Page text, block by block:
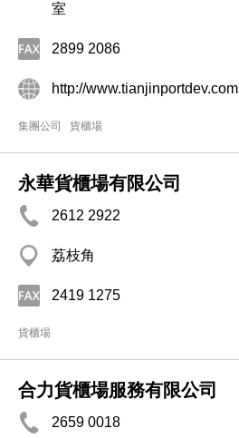
室
2899 2086
http://www.tianjinportdev.com
集團公司 貨櫃場
永華貨櫃場有限公司
2612 2922
荔枝角
2419 1275
貨櫃場
合力貨櫃場服務有限公司
2659 0018